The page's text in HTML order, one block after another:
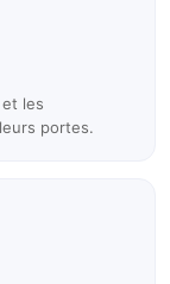
les
portes.